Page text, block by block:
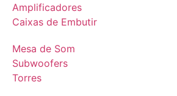
Amplificadores
Caixas de Embutir
Mesa de Som
Subwoofers
Torres